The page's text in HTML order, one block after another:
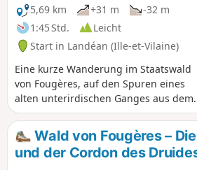
5,69 km
+31 m
-32 m
1:45 Std.
Leicht
Start in Landéan (Ille-et-Vilaine)
Eine kurze Wanderung im Staatswald
von Fougères, auf den Spuren eines
alten unterirdischen Ganges aus dem
12. Jahrhundert, bei der man über
Ruisseau de Clairdouet hin und her
hüpft. Der Rundweg wurde vom ONF
angelegt und wird von diesem instand
Wald von Fougères –
und der Cordon des